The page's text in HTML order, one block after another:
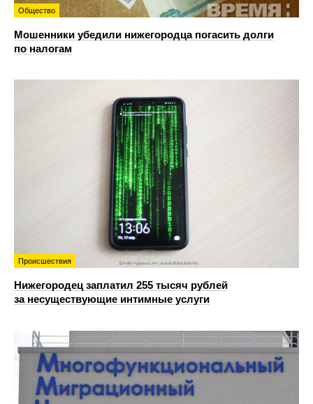
Общество
Мошенники убедили нижегородца погасить долги
по налогам
Происшествия
Нижегородец заплатил 255 тысяч рублей
за несуществующие интимные услуги